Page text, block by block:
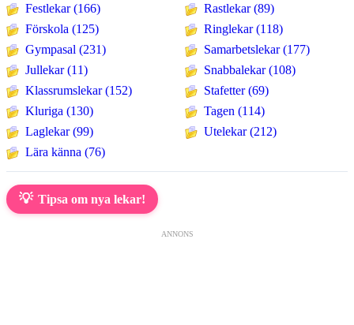
Festlekar (166)
Förskola (125)
Gympasal (231)
Jullekar (11)
Klassrumslekar (152)
Kluriga (130)
Laglekar (99)
Lära känna (76)
Rastlekar (89)
Ringlekar (118)
Samarbetslekar (177)
Snabbalekar (108)
Stafetter (69)
Tagen (114)
Utelekar (212)
💡 Tipsa om nya lekar!
ANNONS